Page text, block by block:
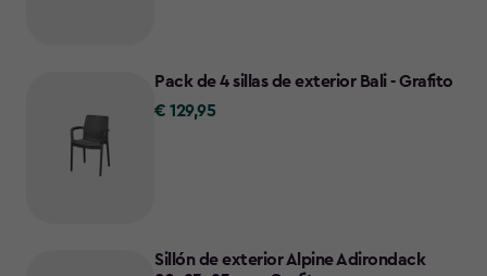
Pack de 4 sillas de exterior Bali - Grafito
€
€ 129,95
Sillón de exterior Alpine Adirondack